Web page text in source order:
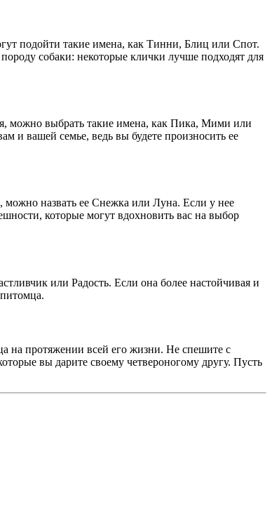
подойти такие имена, как Тинни, Блиц или Спот.
собаки: некоторые клички лучше подходят для
можно выбрать такие имена, как Пика, Мими или
и вашей семье, ведь вы будете произносить ее
назвать ее Снежка или Луна. Если у нее
которые могут вдохновить вас на выбор
или Радость. Если она более настойчивая и
на протяжении всей его жизни. Не спешите с
вы дарите своему четвероногому другу. Пусть